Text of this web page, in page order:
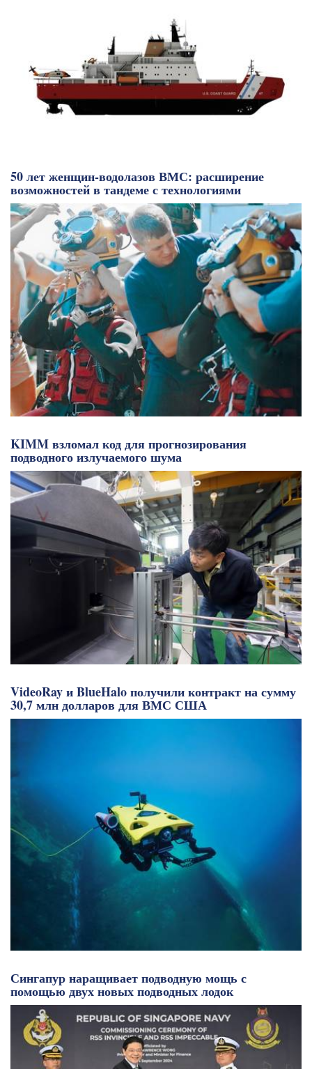
50 лет женщин-водолазов ВМС: расширение
возможностей в тандеме с технологиями
KIMM взломал код для прогнозирования
подводного излучаемого шума
VideoRay и BlueHalo получили контракт на сумму
30,7 млн долларов для ВМС США
Сингапур наращивает подводную мощь с
помощью двух новых подводных лодок